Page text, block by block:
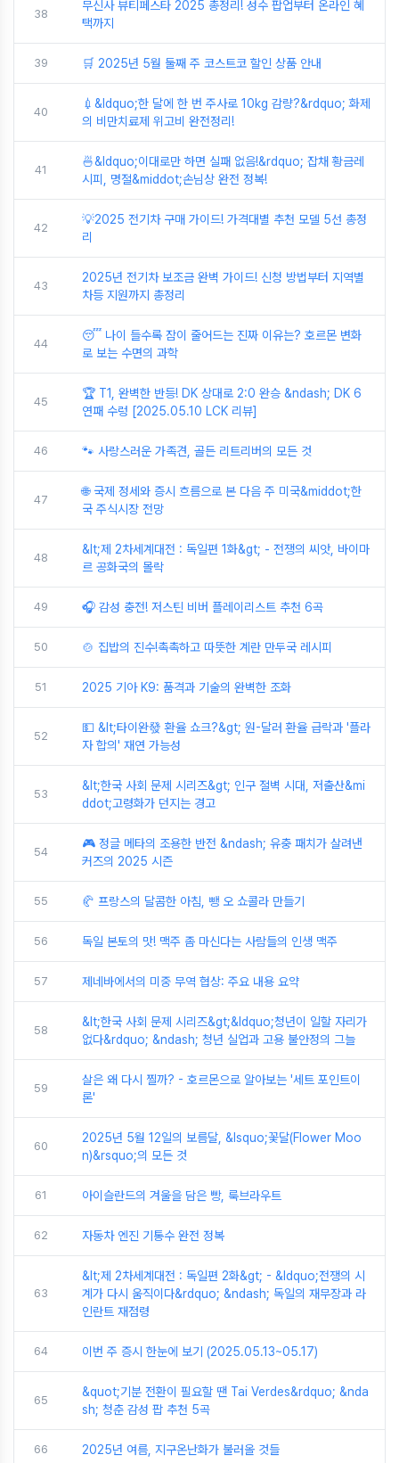
38
무신사 뷰티페스타 2025 총정리! 성수 팝업부터 온라인 혜
택까지
39 🛒 2025년 5월 둘째 주 코스트코 할인 상품 안내
40
💉&ldquo;한 달에 한 번 주사로 10kg 감량?&rdquo; 화제
의 비만치료제 위고비 완전정리!
41
🍜&ldquo;이대로만 하면 실패 없음!&rdquo; 잡채 황금레
시피, 명절&middot;손님상 완전 정복!
42
💡2025 전기차 구매 가이드! 가격대별 추천 모델 5선 총정
리
43
2025년 전기차 보조금 완벽 가이드! 신청 방법부터 지역별
차등 지원까지 총정리
44
😴 나이 들수록 잠이 줄어드는 진짜 이유는? 호르몬 변화
로 보는 수면의 과학
45
🏆 T1, 완벽한 반등! DK 상대로 2:0 완승 &ndash; DK 6
연패 수렁 [2025.05.10 LCK 리뷰]
46 🐾 사랑스러운 가족견, 골든 리트리버의 모든 것
47
🌐 국제 정세와 증시 흐름으로 본 다음 주 미국&middot;한
국 주식시장 전망
48
&lt;제 2차세계대전 : 독일편 1화&gt; - 전쟁의 씨앗, 바이마
르 공화국의 몰락
49 🎧 감성 충전! 저스틴 비버 플레이리스트 추천 6곡
50 🍲 집밥의 진수!촉촉하고 따뜻한 계란 만두국 레시피
51 2025 기아 K9: 품격과 기술의 완벽한 조화
52
💵 &lt;타이완發 환율 쇼크?&gt; 원-달러 환율 급락과 '플라
자 합의' 재연 가능성
53
&lt;한국 사회 문제 시리즈&gt; 인구 절벽 시대, 저출산&mi
ddot;고령화가 던지는 경고
54
🎮 정글 메타의 조용한 반전 &ndash; 유충 패치가 살려낸
커즈의 2025 시즌
55 🥐 프랑스의 달콤한 아침, 뺑 오 쇼콜라 만들기
56 독일 본토의 맛! 맥주 좀 마신다는 사람들의 인생 맥주
57 제네바에서의 미중 무역 협상: 주요 내용 요약
58
&lt;한국 사회 문제 시리즈&gt;&ldquo;청년이 일할 자리가
없다&rdquo; &ndash; 청년 실업과 고용 불안정의 그늘
59
살은 왜 다시 찔까? - 호르몬으로 알아보는 '세트 포인트이
론'
60
2025년 5월 12일의 보름달, &lsquo;꽃달(Flower Moo
n)&rsquo;의 모든 것
61 아이슬란드의 겨울을 담은 빵, 룩브라우트
62 자동차 엔진 기통수 완전 정복
63
&lt;제 2차세계대전 : 독일편 2화&gt; - &ldquo;전쟁의 시
계가 다시 움직이다&rdquo; &ndash; 독일의 재무장과 라
인란트 재점령
64 이번 주 증시 한눈에 보기 (2025.05.13~05.17)
65
&quot;기분 전환이 필요할 땐 Tai Verdes&rdquo; &nda
sh; 청춘 감성 팝 추천 5곡
66 2025년 여름, 지구온난화가 불러올 것들